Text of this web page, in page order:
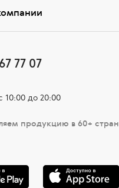
77 07
10:00 до 20:00
продукцию в 60+ стран